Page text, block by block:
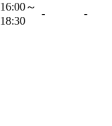
16:00～
18:30
- -